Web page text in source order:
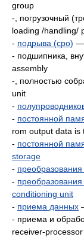
group
-, погрузочный
loading /handling/
- подрыва (сро) —
- подшипника,
assembly
-, полностью
unit
-
- постоянной
rom output data is
- постоянной
storage
-
-
conditioning unit
- приема данных
- приема и
receiver-